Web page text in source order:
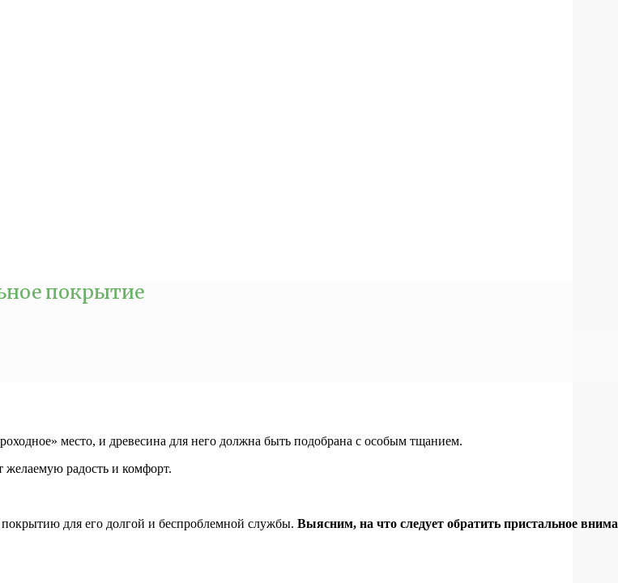
покрытие
место, и древесина для него должна быть подобрана с особым тщанием.
желаемую радость и комфорт.
для его долгой и беспроблемной службы. Выясним, на что следует обратить пристальное